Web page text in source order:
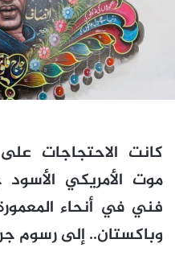
كانت الاحتجاجات
موت الأمريكي
فني في أنحاء
وباكستان.. إلى رسوم